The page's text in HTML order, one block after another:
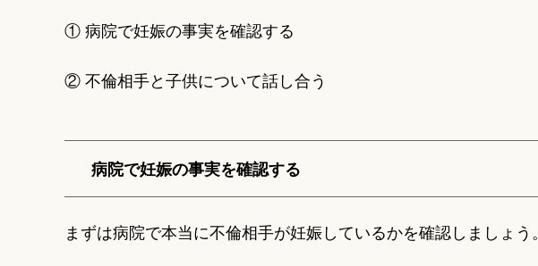
① 病院で妊娠の事実を確認する
② 不倫相手と子供について話し合う
病院で妊娠の事実を確認する
まずは病院で本当に不倫相手が妊娠しているかを確認しましょう。